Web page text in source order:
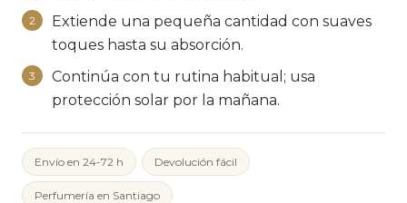
2
Extiende una pequeña cantidad con suaves
toques hasta su absorción.
3
Continúa con tu rutina habitual; usa
protección solar por la mañana.
Envío en 24-72 h Devolución fácil
Perfumería en Santiago